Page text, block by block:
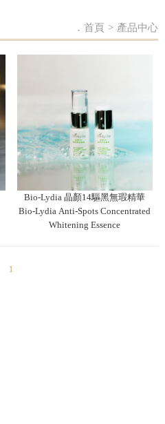
．首頁 > 產品中心
Bio-Lydia 晶顏14驅黑無瑕精華
Bio-Lydia Anti-Spots Concentrated
Whitening Essence
1